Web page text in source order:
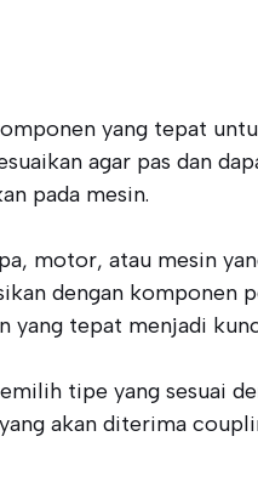
yang tepat
agar pas dan
pada mesin.
motor, atau mesin
dengan komponen
tepat menjadi
tipe yang sesuai
akan diterima